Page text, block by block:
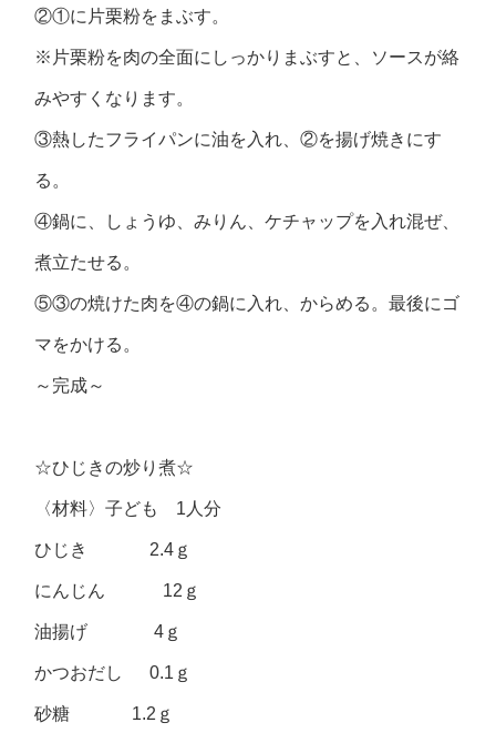
②①に片栗粉をまぶす。
※片栗粉を肉の全面にしっかりまぶすと、ソースが絡
みやすくなります。
③熱したフライパンに油を入れ、②を揚げ焼きにす
る。
④鍋に、しょうゆ、みりん、ケチャップを入れ混ぜ、
煮立たせる。
⑤③の焼けた肉を④の鍋に入れ、からめる。最後にゴ
マをかける。
～完成～
☆ひじきの炒り煮☆
〈材料〉子ども 1人分
ひじき 2.4ｇ
にんじん 12ｇ
油揚げ 4ｇ
かつおだし 0.1ｇ
砂糖 1.2ｇ